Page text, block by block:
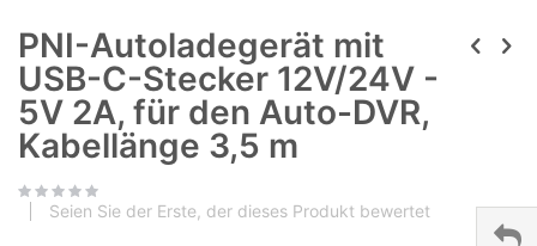
PNI-Autoladegerät mit
USB-C-Stecker 12V/24V -
5V 2A, für den Auto-DVR,
Kabellänge 3,5 m
Seien Sie der Erste, der dieses Produkt bewertet